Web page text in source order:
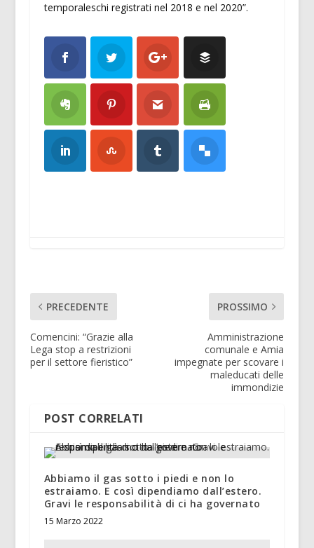
temporaleschi registrati nel 2018 e nel 2020”.
PRECEDENTE
Comencini: “Grazie alla
Lega stop a restrizioni
per il settore fieristico”
PROSSIMO
Amministrazione
comunale e Amia
impegnate per scovare i
maleducati delle
immondizie
POST CORRELATI
Abbiamo il gas sotto i piedi e non lo
estraiamo. E così dipendiamo dall’estero.
Gravi le responsabilità di ci ha governato
15 Marzo 2022